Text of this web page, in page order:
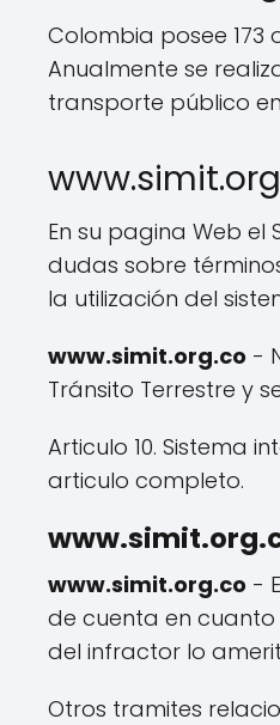
Colombia posee 173
Anualmente se
transporte público
En su pagina Web
dudas sobre
la utilización del
www.simit.org.co -
Tránsito Terrestre y
Articulo 10. Sistema
articulo completo.
www.simit.org.co -
de cuenta en cuanto
del infractor lo
Otros tramites